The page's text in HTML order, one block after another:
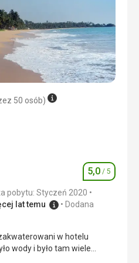
gdzieniegdzie brakowało
musieliśmy prosić
przetłumaczona za
50 osób)
Ocena
5,0 / 5
pobytu: Styczeń 2020
lat temu
Dodana
w hotelu
wody i było tam wiele